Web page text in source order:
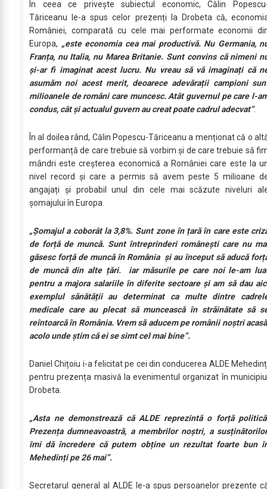
În ceea ce privește subiectul economic, Călin
Tăriceanu le-a spus celor prezenți la Drobeta că,
României, comparată cu cele mai performate economii
Europa, „este economia cea mai productivă. Nu Germania,
Franța, nu Italia, nu Marea Britanie. Sunt convins că nimeni
și-ar fi imaginat acest lucru. Nu vreau să vă imaginați că
asumăm noi acest merit, deoarece adevărații campioni
milioanele de români care muncesc. Atât guvernul pe care l-
condus, cât și actualul guvern au creat poate cadrul adecvat”.
În al doilea rând, Călin Popescu-Tăriceanu a menționat că o
performanță de care trebuie să vorbim și de care trebuie să
mândri este creșterea economică a României care este la
nivel record și care a permis să avem peste 5 milioane
angajați și probabil unul din cele mai scăzute niveluri
șomajului în Europa.
„Șomajul a coborât la 3,8%. Sunt zone în țară în care este
de forță de muncă. Sunt întreprinderi românești care nu
găsesc forță de muncă în România și au început să aducă
de muncă din alte țări. iar măsurile pe care noi le-am
pentru a majora salariile în diferite sectoare și am să dau
exemplul sănătății au determinat ca multe dintre
medicale care au plecat să muncească în străinătate să
reîntoarcă în România. Vrem să aducem pe românii noștri
acolo unde știm că ei se simt cel mai bine”.
Daniel Chițoiu i-a felicitat pe cei din conducerea ALDE
pentru prezența masivă la evenimentul organizat în
Drobeta.
„Asta ne demonstrează că ALDE reprezintă o forță
Prezența dumneavoastră, a membrilor noștri, a
îmi dă încredere că putem obține un rezultat foarte bun
Mehedinți pe 26 mai”.
Secretarul general al ALDE le-a spus persoanelor prezente